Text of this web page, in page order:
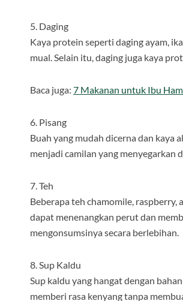
5. Daging
Kaya protein seperti daging ayam,
mual. Selain itu, daging juga kaya
Baca juga: 7 Makanan untuk Ibu
6. Pisang
Buah yang mudah dicerna dan kaya
menjadi camilan yang menyegarkan
7. Teh
Beberapa teh chamomile,
dapat menenangkan perut dan
mengonsumsinya secara berlebihan.
8. Sup Kaldu
Sup kaldu yang hangat dengan
memberi rasa kenyang tanpa